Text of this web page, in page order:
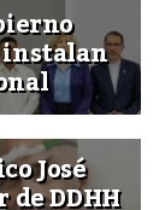
José
DDHH